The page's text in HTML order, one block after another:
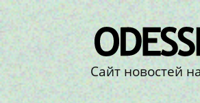
Сайт новостей